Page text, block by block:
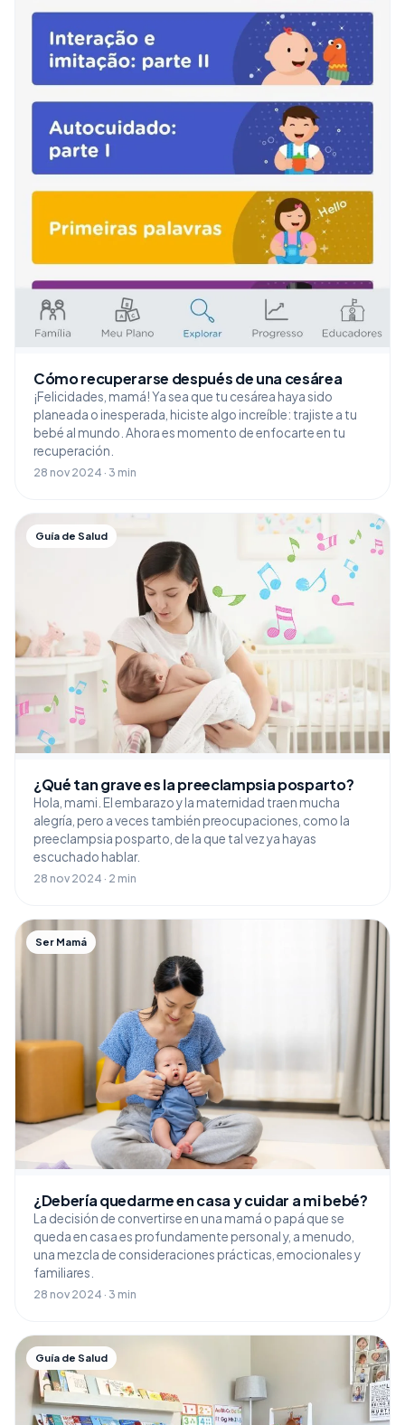
Cómo recuperarse después de una cesárea
¡Felicidades, mamá! Ya sea que tu cesárea haya sido
planeada o inesperada, hiciste algo increíble: trajiste a tu
bebé al mundo. Ahora es momento de enfocarte en tu
recuperación.
28 nov 2024 · 3 min
Guía de Salud
¿Qué tan grave es la preeclampsia posparto?
Hola, mami. El embarazo y la maternidad traen mucha
alegría, pero a veces también preocupaciones, como la
preeclampsia posparto, de la que tal vez ya hayas
escuchado hablar.
28 nov 2024 · 2 min
Ser Mamá
¿Debería quedarme en casa y cuidar a mi bebé?
La decisión de convertirse en una mamá o papá que se
queda en casa es profundamente personal y, a menudo,
una mezcla de consideraciones prácticas, emocionales y
familiares.
28 nov 2024 · 3 min
Guía de Salud